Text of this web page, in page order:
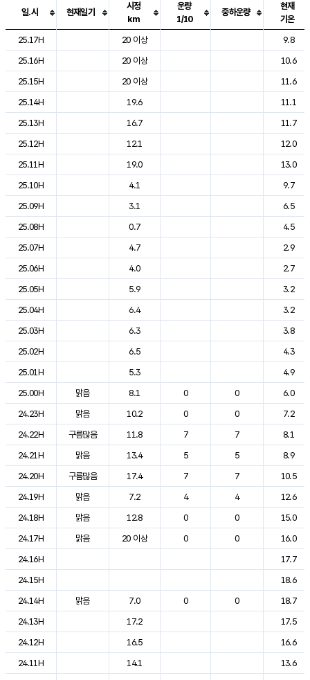
도시별 기상실황표로 지점, 날씨, 기온, 강수, 바람, 기압등을 안내한 표입
일.시 현재일기
시정
km
운량
1/10
중하운량
현재
기온
25.17H
20 이상
9.8
25.16H
20 이상
10.6
25.15H
20 이상
11.6
25.14H
19.6
11.1
25.13H
16.7
11.7
25.12H
12.1
12.0
25.11H
19.0
13.0
25.10H
4.1
9.7
25.09H
3.1
6.5
25.08H
0.7
4.5
25.07H
4.7
2.9
25.06H
4.0
2.7
25.05H
5.9
3.2
25.04H
6.4
3.2
25.03H
6.3
3.8
25.02H
6.5
4.3
25.01H
5.3
4.9
25.00H
맑음 8.1 0 0
6.0
24.23H
맑음 10.2 0 0
7.2
24.22H
구름많음 11.8 7 7
8.1
24.21H
맑음 13.4 5 5
8.9
24.20H
구름많음 17.4 7 7
10.5
24.19H
맑음 7.2 4 4
12.6
24.18H
맑음 12.8 0 0
15.0
24.17H
맑음 20 이상 0 0
16.0
24.16H
17.7
24.15H
18.6
24.14H
맑음 7.0 0 0
18.7
24.13H
17.2
17.5
24.12H
16.5
16.6
24.11H
14.1
13.6